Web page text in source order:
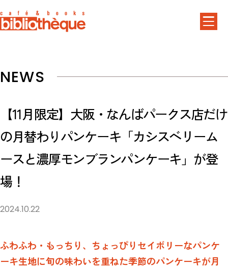
NEWS
【11月限定】大阪・なんばパークス店だけ
の月替わりパンケーキ「カシスベリーム
ースと濃厚モンブランパンケーキ」が登
場！
2024.10.22
ふわふわ・もっちり、ちょっぴりセイボリーなパンケ
ーキ生地に旬の味わいを重ねた季節のパンケーキが月